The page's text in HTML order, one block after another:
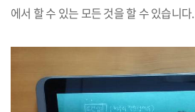
에서 할 수 있는 모든 것을 할 수 있습니다.